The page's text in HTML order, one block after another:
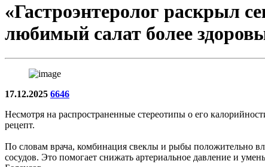
«Гастроэнтеролог раскрыл
любимый салат более
17.12.2025 6646
Несмотря на распространенные стереотипы о его
рецепт.
По словам врача, комбинация свеклы и рыбы положительно
сосудов. Это помогает снижать артериальное давление и